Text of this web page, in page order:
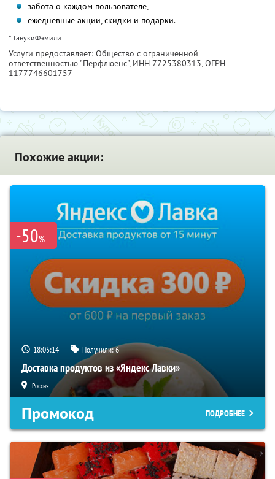
забота о каждом пользователе,
ежедневные акции, скидки и подарки.
* ТанукиФэмили
Услуги предоставляет: Общество с ограниченной
ответственностью "Перфлюенс", ИНН 7725380313, ОГРН
1177746601757
Похожие акции:
-50%
18:05:13 Получили:6
Доставка продуктов из «Яндекс Лавки»
Россия
Промокод ПОДРОБНЕЕ